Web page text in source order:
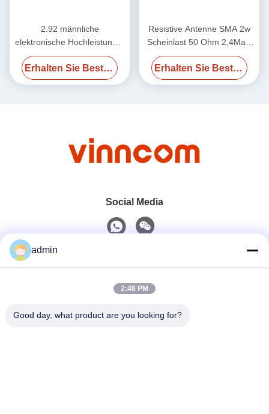
2.92 männliche
elektronische Hochleistungs-
HF-Dummy-Last 50 Ohm
DC-40GHz 20W Erhalten Sie Besten Preis
Resistive Antenne SMA 2w
Scheinlast 50 Ohm 2,4Male
50GHz
Erhalten Sie Besten Preis
Social Media
0086-551-65396351
admin
2:46 PM
Good day, what product are you looking for?